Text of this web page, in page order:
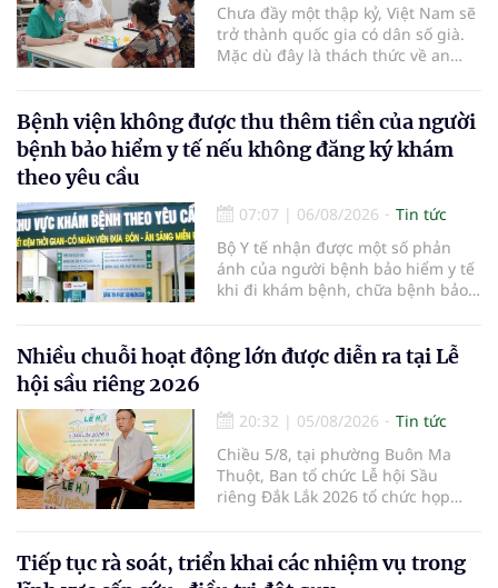
Chưa đầy một thập kỷ, Việt Nam sẽ
trở thành quốc gia có dân số già.
Mặc dù đây là thách thức về an
có giá trị hàng tỷ USD.
Bệnh viện không được thu thêm tiền của người
bệnh bảo hiểm y tế nếu không đăng ký khám
theo yêu cầu
07:07 | 06/08/2026
Tin tức
Bộ Y tế nhận được một số phản
ánh của người bệnh bảo hiểm y tế
khi đi khám bệnh, chữa bệnh bảo
bệnh, chữa bệnh theo yêu cầu
nhưng vẫn phải nộp thêm các chi
phần cùng chi trả.
Nhiều chuỗi hoạt động lớn được diễn ra tại Lễ
hội sầu riêng 2026
20:32 | 05/08/2026
Tin tức
Chiều 5/8, tại phường Buôn Ma
Thuột, Ban tổ chức Lễ hội Sầu
riêng Đắk Lắk 2026 tổ chức họp
hội Sầu riêng Đắk Lắk năm 2026 có
chủ đề “Sầu riêng Đắk Lắk – Kết nối
Tiếp tục rà soát, triển khai các nhiệm vụ trong